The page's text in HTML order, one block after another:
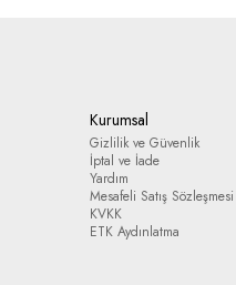
Kurumsal
Gizlilik ve Güvenlik
İptal ve İade
Yardım
Mesafeli Satış Sözleşmesi
KVKK
ETK Aydınlatma